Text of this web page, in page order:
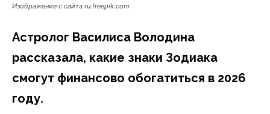
Изображение с сайта ru.freepik.com
Астролог Василиса Володина
рассказала, какие знаки Зодиака
смогут финансово обогатиться в 2026
году.